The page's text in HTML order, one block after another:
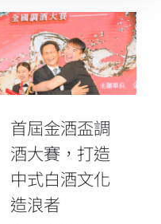
首屆金酒盃調
酒大賽，打造
中式白酒文化
首屆金酒盃調
酒大賽，打造
中式白酒文化
造浪者